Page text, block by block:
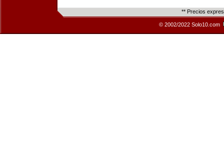
** Precios
© 2002/2022 Solo10.com